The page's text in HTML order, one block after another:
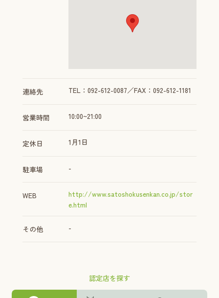
認定店を探す
連絡先 TEL：092-612-0087／FAX：092-612-1181
営業時間 10:00~21:00
定休日 1月1日
駐車場 -
WEB
http://www.satoshokusenkan.co.jp/stor
e.html
その他 -